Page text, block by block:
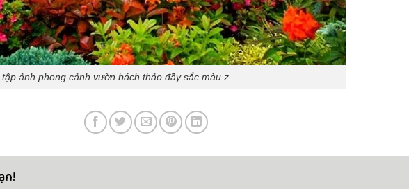
ảnh phong cảnh vườn bách thảo đầy sắc màu z